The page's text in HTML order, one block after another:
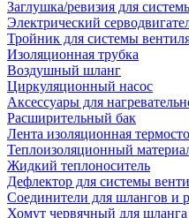
Заглушка/ревизия для
Электрический
Тройник для системы
Изоляционная трубка
Воздушный шланг
Циркуляционный насос
Аксессуары для
Расширительный бак
Лента изоляционная
Теплоизоляционный
Жидкий теплоноситель
Дефлектор для системы
Соединители для шлангов и
Хомут червячный для шланга